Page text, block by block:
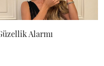
Alarmı